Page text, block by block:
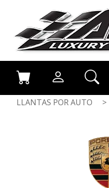
LLANTAS POR AUTO >